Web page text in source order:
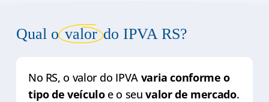
Qual ovalordo IPVA RS?
No RS, o valor do IPVA varia conforme o
tipo de veículoe o seuvalor de mercado.